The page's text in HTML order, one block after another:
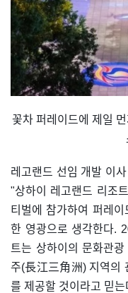
꽃차 퍼레이드에 제일
레고랜드 선임 개발 이
"상하이 레고랜드 리조
티벌에 참가하여 퍼레
한 영광으로 생각한다.
트는 상하이의 문화관
주(長江三角洲) 지역의
를 제공할 것이라고 믿